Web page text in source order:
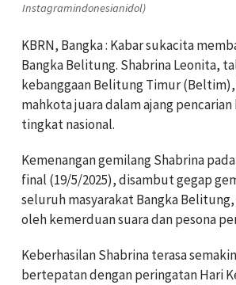
Instagramindonesianidol)
KBRN, Bangka : Kabar sukacita
Bangka Belitung. Shabrina Leonita,
kebanggaan Belitung Timur
mahkota juara dalam ajang
tingkat nasional.
Kemenangan gemilang Shabrina
final (19/5/2025), disambut gegap
seluruh masyarakat Bangka
oleh kemerduan suara dan pesona
Keberhasilan Shabrina terasa
bertepatan dengan peringatan Hari